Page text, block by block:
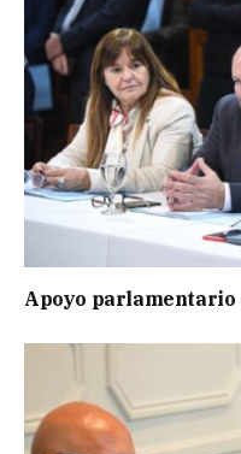
Apoyo